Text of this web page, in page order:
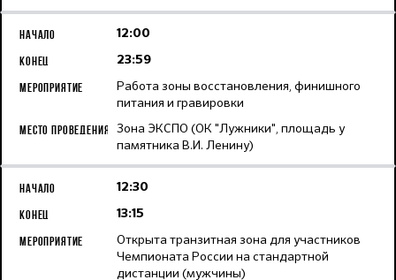
12:00
23:59
Работа зоны восстановления, финишного
питания и гравировки
Зона ЭКСПО (ОК "Лужники", площадь у
памятника В.И. Ленину)
12:30
13:15
Открыта транзитная зона для участников
Чемпионата России на стандартной
дистанции (мужчины)